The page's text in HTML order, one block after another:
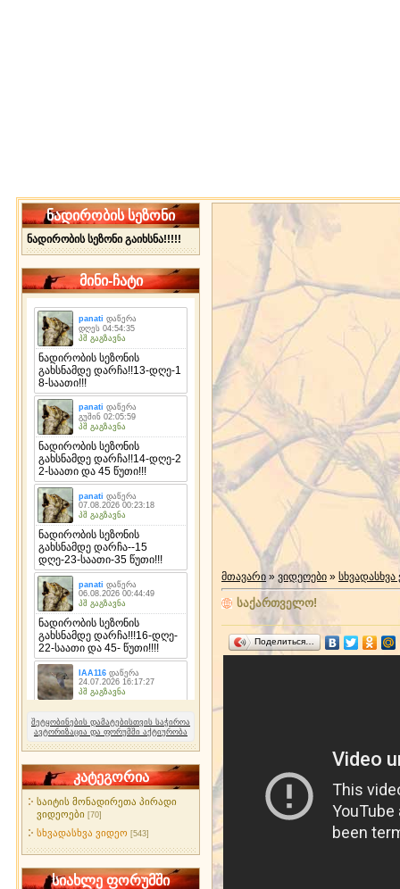
ნადირობის სეზონი
ნადირობის სეზონი გაიხსნა!!!!!
მინი-ჩატი
შეტყობინების დამატებისთვის საჭიროა
ავტორიზაცია და ფორუმში აქტიურობა
კატეგორია
საიტის მონადირეთა პირადი
ვიდეოები [70]
სხვადასხვა ვიდეო [543]
სიახლე ფორუმში
მთავარი » ვიდეოები »
საქართველო!
Поделиться…